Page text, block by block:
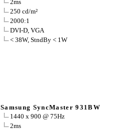
2ms
250 cd/m²
2000:1
DVI-D, VGA
< 38W, StndBy < 1W
Samsung SyncMaster 931BW
1440 x 900 @ 75Hz
2ms